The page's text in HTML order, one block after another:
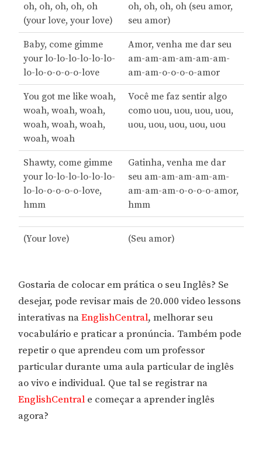
oh, oh, oh, oh, oh
(your love, your love)
oh, oh, oh, oh (seu amor,
seu amor)
Baby, come gimme
your lo-lo-lo-lo-lo-lo-
lo-lo-o-o-o-o-love
Amor, venha me dar seu
am-am-am-am-am-am-
am-am-o-o-o-o-amor
You got me like woah,
woah, woah, woah,
woah, woah, woah,
woah, woah
Você me faz sentir algo
como uou, uou, uou, uou,
uou, uou, uou, uou, uou
Shawty, come gimme
your lo-lo-lo-lo-lo-lo-
lo-lo-o-o-o-o-love,
hmm
Gatinha, venha me dar
seu am-am-am-am-am-
am-am-am-o-o-o-o-amor,
hmm
(Your love) (Seu amor)
Gostaria de colocar em prática o seu Inglês? Se
desejar, pode revisar mais de 20.000 video lessons
interativas naEnglishCentral, melhorar seu
vocabulário e praticar a pronúncia. Também pode
repetir o que aprendeu com um professor
particular durante uma aula particular de inglês
ao vivo e individual. Que tal se registrar na
EnglishCentral e começar a aprender inglês
agora?